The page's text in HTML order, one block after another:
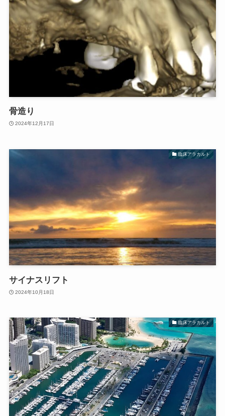
骨造り
2024年12月17日
臨床アラカルト
サイナスリフト
2024年10月18日
臨床アラカルト